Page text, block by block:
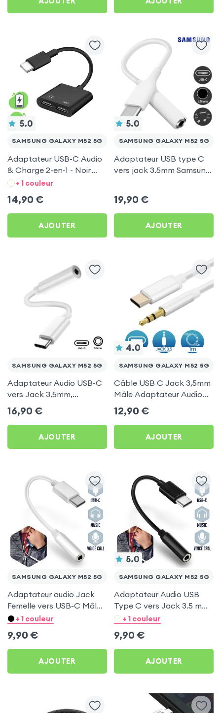
5.0
SAMSUNG GALAXY M52 5G
Adaptateur USB-C Audio
& Charge 2-en-1 - Noir
pour Samsung Galaxy
+ 1 couleur
14,90 €
AJOUTER
5.0
SAMSUNG GALAXY M52 5G
Adaptateur USB type C
vers jack 3.5mm Samsung
19,90 €
AJOUTER
SAMSUNG GALAXY M52 5G
Adaptateur Audio USB-C
vers Jack 3,5mm,
Musiques & Appels -
Blanc pour Samsung
Galaxy M52 5G
16,90 €
AJOUTER
4.0
SAMSUNG GALAXY M52 5G
Câble USB C Jack 3,5mm
Mâle Adaptateur Audio
Auxiliaire 1m - Blanc pour
Samsung Galaxy M52 5G
12,90 €
AJOUTER
SAMSUNG GALAXY M52 5G
Adaptateur audio Jack
Femelle vers USB-C Mâle
pour Samsung Galaxy
+ 1 couleur
9,90 €
AJOUTER
5.0
SAMSUNG GALAXY M52 5G
Adaptateur Audio USB
Type C vers Jack 3.5 mm
Femelle - Noir pour
+ 1 couleur
9,90 €
AJOUTER